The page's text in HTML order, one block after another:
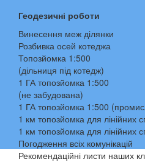
Геодезичні роботи
Винесення меж ділянки
Розбивка осей котеджа
Топозйомка 1:500
(дільниця під котедж)
1 ГА топозйомка 1:500
(не забудована)
1 ГА топозйомка 1:500
1 км топозйомка для лінійних
1 км топозйомка для лінійних
Погодження всіх комунікацій
Рекомендаційні листи наших